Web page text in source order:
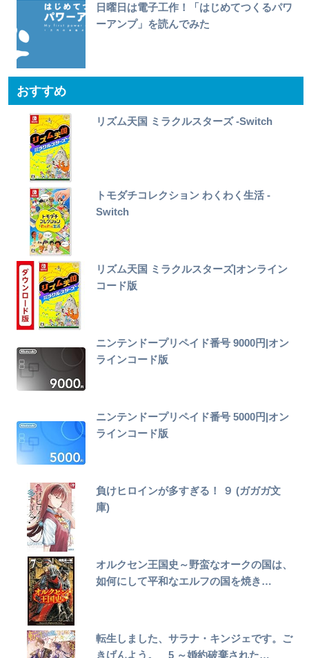
日曜日は電子工作！「はじめてつくるパワ
ーアンプ」を読んでみた
おすすめ
リズム天国 ミラクルスターズ -Switch
トモダチコレクション わくわく生活 -
Switch
リズム天国 ミラクルスターズ|オンライン
コード版
ニンテンドープリペイド番号 9000円|オン
ラインコード版
ニンテンドープリペイド番号 5000円|オン
ラインコード版
負けヒロインが多すぎる！ ９ (ガガガ文
庫)
オルクセン王国史～野蛮なオークの国は、
如何にして平和なエルフの国を焼き…
転生しました、サラナ・キンジェです。ご
きげんよう。 5 ～婚約破棄された…